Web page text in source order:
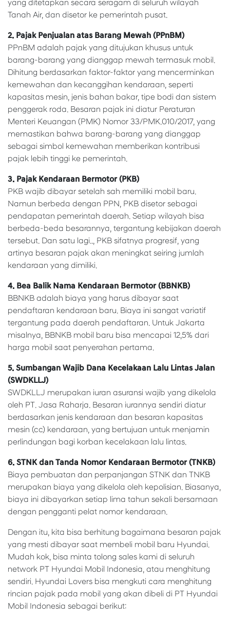
yang ditetapkan secara seragam di seluruh wilayah
Tanah Air, dan disetor ke pemerintah pusat.
2. Pajak Penjualan atas Barang Mewah (PPnBM)
PPnBM adalah pajak yang ditujukan khusus untuk
barang-barang yang dianggap mewah termasuk mobil.
Dihitung berdasarkan faktor-faktor yang mencerminkan
kemewahan dan kecanggihan kendaraan, seperti
kapasitas mesin, jenis bahan bakar, tipe bodi dan sistem
penggerak roda. Besaran pajak ini diatur Peraturan
Menteri Keuangan (PMK) Nomor 33/PMK.010/2017, yang
memastikan bahwa barang-barang yang dianggap
sebagai simbol kemewahan memberikan kontribusi
pajak lebih tinggi ke pemerintah.
3. Pajak Kendaraan Bermotor (PKB)
PKB wajib dibayar setelah sah memiliki mobil baru.
Namun berbeda dengan PPN, PKB disetor sebagai
pendapatan pemerintah daerah. Setiap wilayah bisa
berbeda-beda besarannya, tergantung kebijakan daerah
tersebut. Dan satu lagi.., PKB sifatnya progresif, yang
artinya besaran pajak akan meningkat seiring jumlah
kendaraan yang dimiliki.
4. Bea Balik Nama Kendaraan Bermotor (BBNKB)
BBNKB adalah biaya yang harus dibayar saat
pendaftaran kendaraan baru. Biaya ini sangat variatif
tergantung pada daerah pendaftaran. Untuk Jakarta
misalnya, BBNKB mobil baru bisa mencapai 12,5% dari
harga mobil saat penyerahan pertama.
5. Sumbangan Wajib Dana Kecelakaan Lalu Lintas Jalan
(SWDKLLJ)
SWDKLLJ merupakan iuran asuransi wajib yang dikelola
oleh PT. Jasa Raharja. Besaran iurannya sendiri diatur
berdasarkan jenis kendaraan dan besaran kapasitas
mesin (cc) kendaraan, yang bertujuan untuk menjamin
perlindungan bagi korban kecelakaan lalu lintas.
6. STNK dan Tanda Nomor Kendaraan Bermotor (TNKB)
Biaya pembuatan dan perpanjangan STNK dan TNKB
merupakan biaya yang dikelola oleh kepolisian. Biasanya,
biaya ini dibayarkan setiap lima tahun sekali bersamaan
dengan pengganti pelat nomor kendaraan.
Dengan itu, kita bisa berhitung bagaimana besaran pajak
yang mesti dibayar saat membeli mobil baru Hyundai.
Mudah kok, bisa minta tolong sales kami di seluruh
network PT Hyundai Mobil Indonesia, atau menghitung
sendiri. Hyundai Lovers bisa mengkuti cara menghitung
rincian pajak pada mobil yang akan dibeli di PT Hyundai
Mobil Indonesia sebagai berikut: